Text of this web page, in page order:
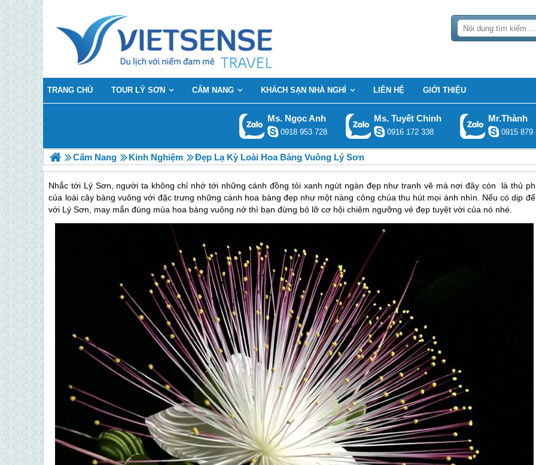
TRANG CHỦ TOUR LÝ SƠN CẨM NANG KHÁCH SẠN NHÀ NGHỈ LIÊN HỆ GIỚI THIỆU
Ms. Ngọc Anh
0918 953 728
Ms. Tuyết Chinh
0916 172 338
Mr.Thành
0915 879
Cẩm Nang Kinh Nghiệm Đẹp Lạ Kỳ Loài Hoa Bàng Vuông Lý Sơn
Nhắc tới Lý Sơn, người ta không chỉ nhớ tới những cánh đồng tỏi xanh ngút ngàn đẹp như tranh vẽ mà nơi đây còn là thủ
của loài cây bàng vuông với đặc trưng những cánh hoa bàng đẹp như một nàng công chúa thu hút mọi ánh nhìn. Nếu có dịp
với Lý Sơn, may mắn đúng mùa hoa bàng vuông nở thì bạn đừng bỏ lỡ cơ hội chiêm ngưỡng vẻ đẹp tuyệt vời của nó nhé.